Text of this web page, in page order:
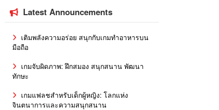
Latest Announcements
เติมพลังความอร่อย สนุกกับเกมทำอาหารบน
มือถือ
เกมจับผิดภาพ: ฝึกสมอง สนุกสนาน พัฒนา
ทักษะ
เกมแฟลชสำหรับเด็กผู้หญิง: โลกแห่ง
จินตนาการและความสนุกสนาน